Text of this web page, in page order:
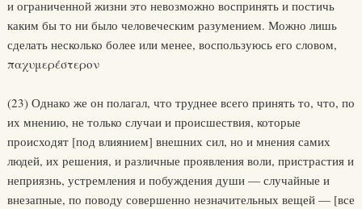
и ограниченной жизни это невозможно воспринять и постичь
каким бы то ни было человеческим разумением. Можно лишь
сделать несколько более или менее, воспользуюсь его словом,
παχυμερέστερον
(23) Однако же он полагал, что труднее всего принять то, что, по
их мнению, не только случаи и происшествия, которые
происходят [под влиянием] внешних сил, но и мнения самих
людей, их решения, и различные проявления воли, пристрастия и
неприязнь, устремления и побуждения души — случайные и
внезапные, по поводу совершенно незначительных вещей — [все